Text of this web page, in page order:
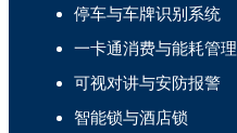
停车与车牌识别系统
一卡通消费与能耗管理
可视对讲与安防报警
智能锁与酒店锁